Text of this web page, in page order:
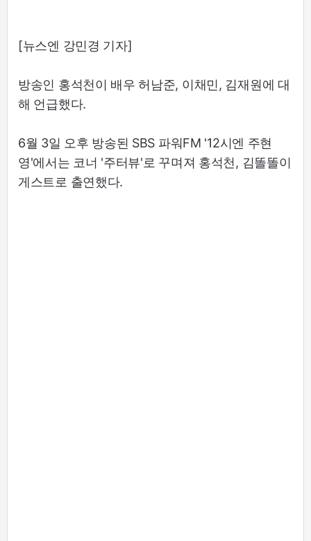
[뉴스엔 강민경 기자]
방송인 홍석천이 배우 허남준, 이채민, 김재원에 대
해 언급했다.
6월 3일 오후 방송된 SBS 파워FM '12시엔 주현
영'에서는 코너 '주터뷰'로 꾸며져 홍석천, 김똘똘이
게스트로 출연했다.